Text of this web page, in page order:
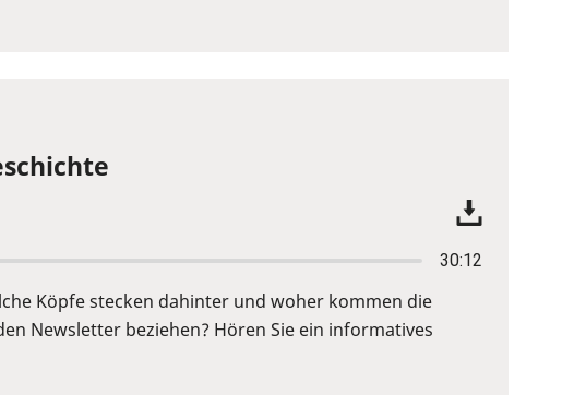
30:12
Köpfe stecken dahinter und woher kommen die
Newsletter beziehen? Hören Sie ein informatives